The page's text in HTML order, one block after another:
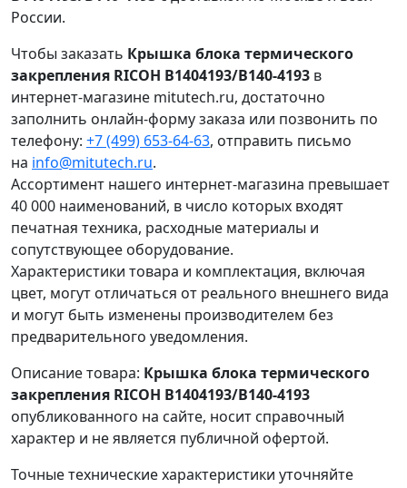
России.
Чтобы заказать Крышка блока термического
закрепления RICOH B1404193/B140-4193 в
интернет-магазине mitutech.ru, достаточно
заполнить онлайн-форму заказа или позвонить по
телефону: +7 (499) 653-64-63, отправить письмо
на info@mitutech.ru.
Ассортимент нашего интернет-магазина превышает
40 000 наименований, в число которых входят
печатная техника, расходные материалы и
сопутствующее оборудование.
Характеристики товара и комплектация, включая
цвет, могут отличаться от реального внешнего вида
и могут быть изменены производителем без
предварительного уведомления.
Описание товара: Крышка блока термического
закрепления RICOH B1404193/B140-4193
опубликованного на сайте, носит справочный
характер и не является публичной офертой.
Точные технические характеристики уточняйте